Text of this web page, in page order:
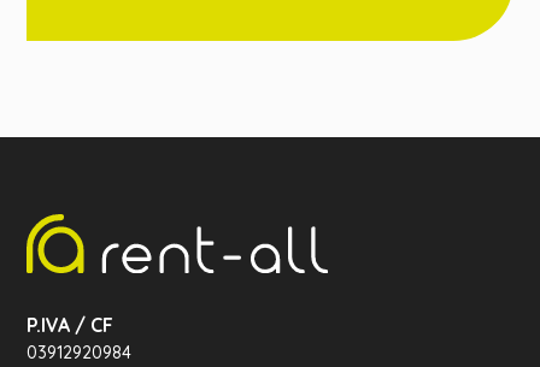
P.IVA / CF
03912920984